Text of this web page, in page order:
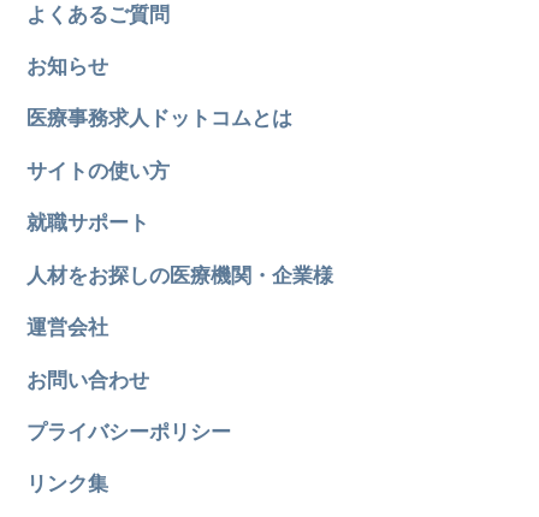
よくあるご質問
お知らせ
医療事務求人ドットコムとは
サイトの使い方
就職サポート
人材をお探しの医療機関・企業様
運営会社
お問い合わせ
プライバシーポリシー
リンク集